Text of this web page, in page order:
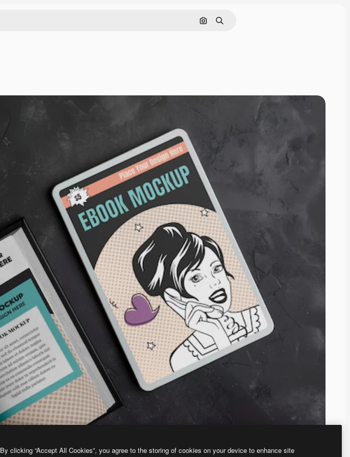
画像で検索
検索
By clicking “Accept All Cookies”, you agree to the storing of cookies on your device to enhance site